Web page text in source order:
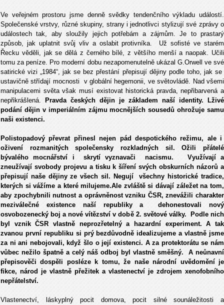
Ve veřejném prostoru jsme denně svědky tendenčního výkladu událostí.
Společenské vrstvy, různé skupiny, strany i jednotlivci stylizují své zprávy o
událostech tak, aby sloužily jejich potřebám a zájmům. Je to prastarý
způsob, jak uplatnit svůj vliv a oslabit protivníka. Už sofisté ve starém
Řecku věděli, jak se dělá z černého bílé, z většího menší a naopak. Učili
tomu za peníze. Pro moderní dobu nezapomenutelně ukázal G.Orwell ve své
satirické vizi „1984“, jak se bez přestání přepisují dějiny podle toho, jak se
ustavičně střídají mocnosti v globální hegemonii, ve světovládě. Nad všemi
manipulacemi světa však musí existovat historická pravda, nepřibarvená a
nepřikrášlená.
Pravda českých dějin je základem naší identity. Lživé
podání dějin v imperiálním zájmu mocnějších sousedů ohrožuje samu
naši existenci.
Polistopadový převrat přinesl nejen pád despotického režimu, ale i
oživení rozmanitých společensky rozkladných sil. Ožili přátelé
bývalého mocnářství i skrytí vyznavači nacismu. Využívají a
zneužívají svobody projevu a tisku k šíření svých obskurních názorů a
přepisují naše dějiny ze všech sil. Negují všechny historické tradice,
kterých si vážíme a které milujeme.Ale zvláště si dávají záležet na tom,
aby zpochybnili nutnost a oprávněnost vzniku ČSR, znevážili charakter
meziválečné existence naší republiky a dehonestovali nový
osvobozenecký boj a nové vítězství v době 2. světové války. Podle nich
byl vznik ČSR vlastně neprozřetelný a hazardní experiment. A tak
zvanou první republiku si prý bezdůvodně idealizujeme a vlastně jsme
za ni ani nebojovali, když šlo o její existenci. A za protektorátu se nám
vůbec nežilo špatně a celý náš odboj byl vlastně směšný. A neůnavní
přepisověči dospěli posléze k tomu, že naše národní uvědomění je
fikce, národ je vlastně přežitek a vlastenectví je zdrojem xenofobního
nepřátelství.
Vlastenectví, láskyplný pocit domova, pocit silné sounáležitosti a